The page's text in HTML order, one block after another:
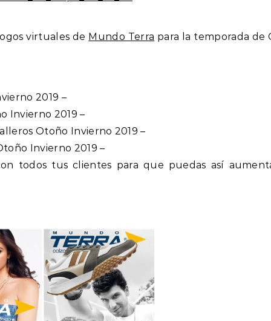
virtuales de Mundo Terra para la temporada de
2019 –
Invierno 2019 –
Otoño Invierno 2019 –
Invierno 2019 –
todos tus clientes para que puedas así